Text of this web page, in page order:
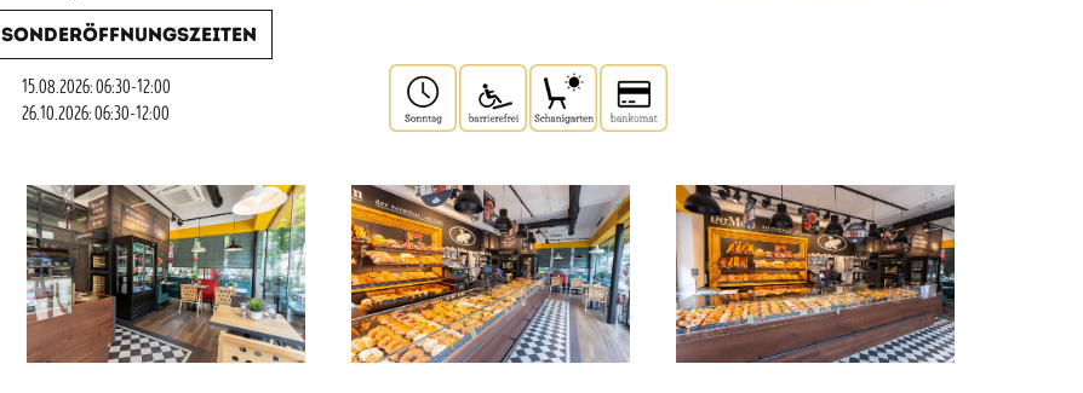
Sonderöffnungszeiten
15.08.2026: 06:30-12:00
26.10.2026: 06:30-12:00